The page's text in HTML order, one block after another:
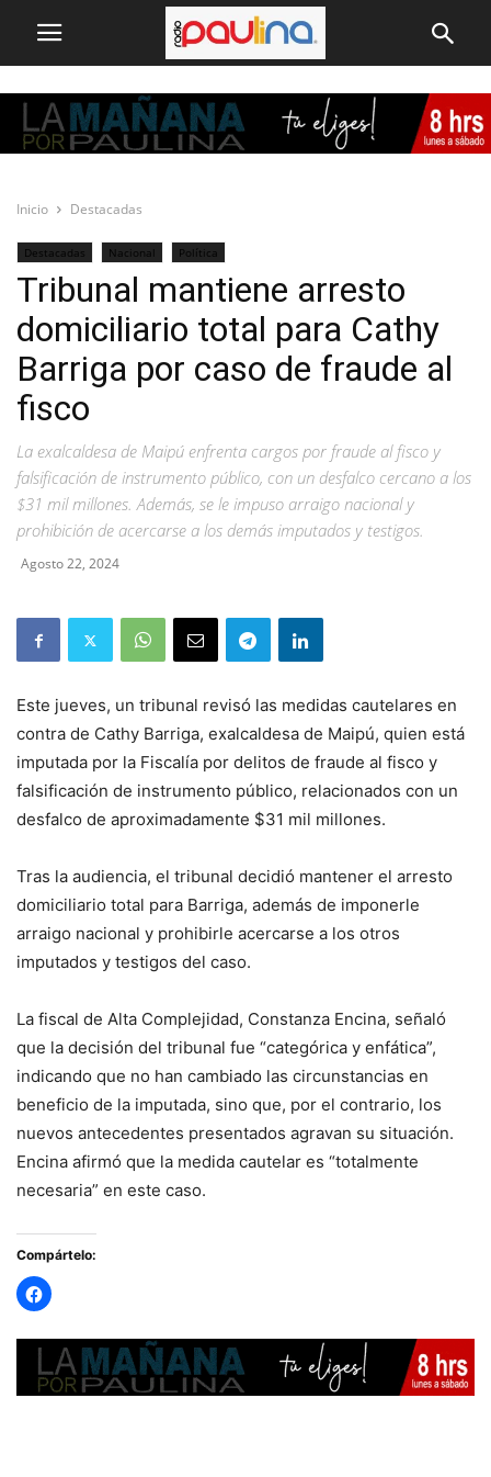
Inicio Destacadas
Destacadas Nacional Política
Tribunal mantiene arresto
domiciliario total para Cathy
Barriga por caso de fraude al
fisco
La exalcaldesa de Maipú enfrenta cargos por fraude al fisco y
falsificación de instrumento público, con un desfalco cercano a los
$31 mil millones. Además, se le impuso arraigo nacional y
prohibición de acercarse a los demás imputados y testigos.
Agosto 22, 2024
Este jueves, un tribunal revisó las medidas cautelares en
contra de Cathy Barriga, exalcaldesa de Maipú, quien está
imputada por la Fiscalía por delitos de fraude al fisco y
falsificación de instrumento público, relacionados con un
desfalco de aproximadamente $31 mil millones.
Tras la audiencia, el tribunal decidió mantener el arresto
domiciliario total para Barriga, además de imponerle
arraigo nacional y prohibirle acercarse a los otros
imputados y testigos del caso.
La fiscal de Alta Complejidad, Constanza Encina, señaló
que la decisión del tribunal fue “categórica y enfática”,
indicando que no han cambiado las circunstancias en
beneficio de la imputada, sino que, por el contrario, los
nuevos antecedentes presentados agravan su situación.
Encina afirmó que la medida cautelar es “totalmente
necesaria” en este caso.
Compártelo: